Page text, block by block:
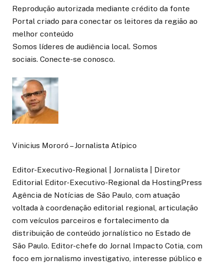
Reprodução autorizada mediante crédito da fonte
Portal criado para conectar os leitores da região ao
melhor conteúdo
Somos líderes de audiência local. Somos
sociais. Conecte-se conosco.
Vinicius Mororó – Jornalista Atípico
Editor-Executivo-Regional | Jornalista | Diretor
Editorial Editor-Executivo-Regional da HostingPress
Agência de Notícias de São Paulo, com atuação
voltada à coordenação editorial regional, articulação
com veículos parceiros e fortalecimento da
distribuição de conteúdo jornalístico no Estado de
São Paulo. Editor-chefe do Jornal Impacto Cotia, com
foco em jornalismo investigativo, interesse público e